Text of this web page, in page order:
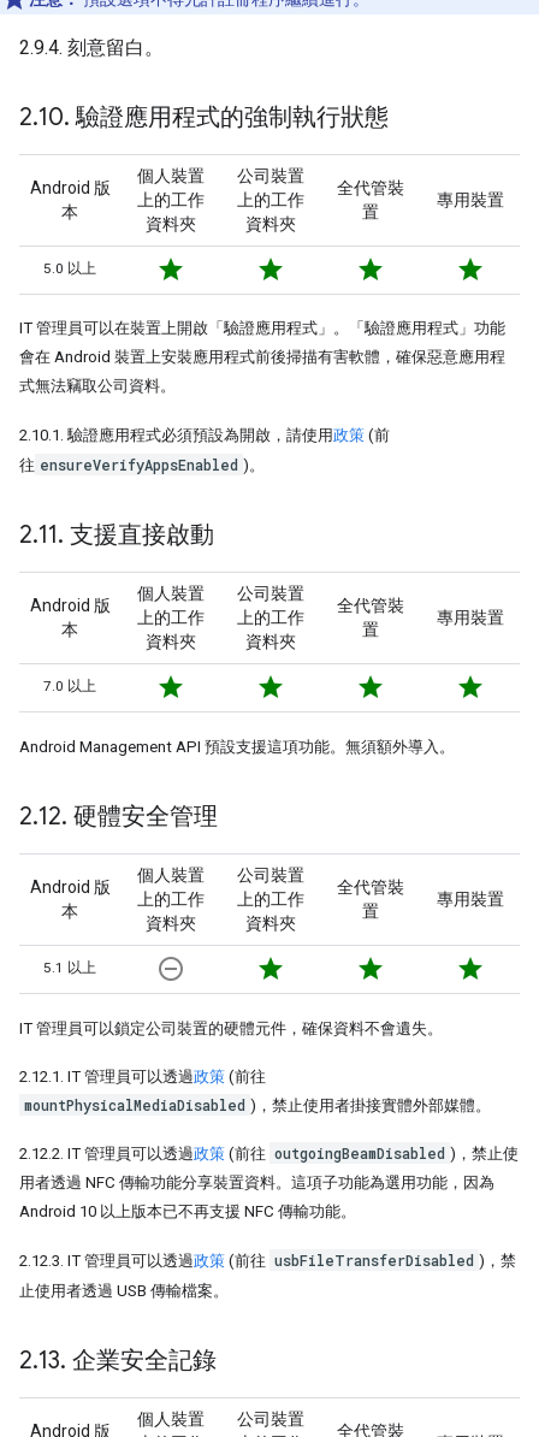
2.9.4. 刻意留白。
2.10. 驗證應用程式的強制執行狀態
Android 版
本
個人裝置
上的工作
資料夾
公司裝置
上的工作
資料夾
全代管裝
置
專用裝置
5.0 以上 star star star star
IT 管理員可以在裝置上開啟「驗證應用程式」 。「驗證應用程式」功能
會在 Android 裝置上安裝應用程式前後掃描有害軟體，確保惡意應用程
式無法竊取公司資料。
2.10.1. 驗證應用程式必須預設為開啟，請使用政策 (前
往 ensureVerifyAppsEnabled )。
2.11. 支援直接啟動
Android 版
本
個人裝置
上的工作
資料夾
公司裝置
上的工作
資料夾
全代管裝
置
專用裝置
7.0 以上 star star star star
Android Management API 預設支援這項功能。無須額外導入。
2.12. 硬體安全管理
Android 版
本
個人裝置
上的工作
資料夾
公司裝置
上的工作
資料夾
全代管裝
置
專用裝置
5.1 以上 remove_circle_outline star star star
IT 管理員可以鎖定公司裝置的硬體元件，確保資料不會遺失。
2.12.1. IT 管理員可以透過政策 (前往
mountPhysicalMediaDisabled )，禁止使用者掛接實體外部媒體。
2.12.2. IT 管理員可以透過政策 (前往 outgoingBeamDisabled )，禁止使
用者透過 NFC 傳輸功能分享裝置資料。這項子功能為選用功能，因為
Android 10 以上版本已不再支援 NFC 傳輸功能。
2.12.3. IT 管理員可以透過政策 (前往 usbFileTransferDisabled )，禁
止使用者透過 USB 傳輸檔案。
2.13. 企業安全記錄
Android 版
個人裝置
公司裝置
全代管裝